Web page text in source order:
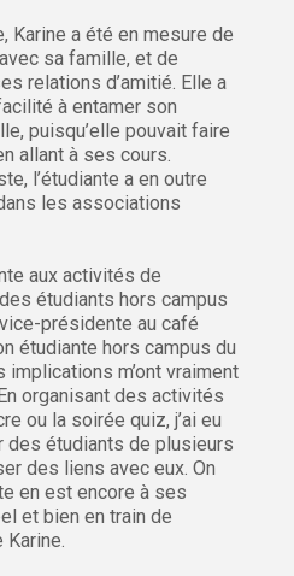
Karine a été en mesure de
sa famille, et de
relations d’amitié. Elle a
à entamer son
puisqu’elle pouvait faire
allant à ses cours.
l’étudiante a en outre
les associations
aux activités de
étudiants hors campus
vice-présidente au café
étudiante hors campus du
implications m’ont vraiment
organisant des activités
ou la soirée quiz, j’ai eu
des étudiants de plusieurs
des liens avec eux. On
en est encore à ses
et bien en train de
Karine.